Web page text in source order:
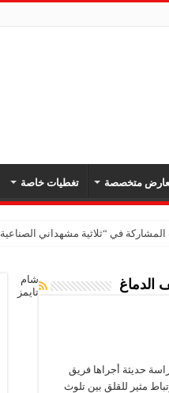
متخصصة تغطيات خاصة
في “ثلاثية مشهداني الصناعية 2026” بدمشق
الدماغ
حديثة أجراها فريق
مثير للقلق بين تلوث
شام
تايمز